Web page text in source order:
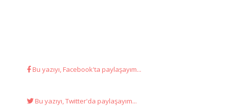
Bu yazıyı, Facebook'ta paylaşayım...
Bu yazıyı, Twitter'da paylaşayım...